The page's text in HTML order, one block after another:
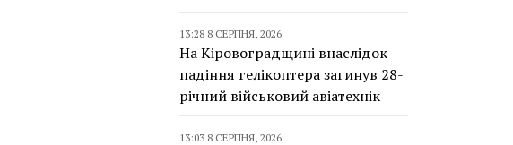
13:28 8 СЕРПНЯ, 2026
На Кіровоградщині внаслідок
падіння гелікоптера загинув 28-
річний військовий авіатехнік
13:03 8 СЕРПНЯ, 2026